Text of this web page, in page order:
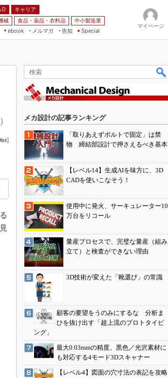
D
キャリア
械 食品・薬品・衣料品
中小製造業
ebook
メルマガ
告知 Special
マイページ
]
メカ設計の記事ランキング
「取りあえずボルトで固定」は禁
物 締結部設計で押さえるべき基本
【レベル14】生成AIを味方に、3D
CADを使いこなそう！
使用中に発火、サーキュレーター10
万台をリコール
量産プロセスで、完璧な量産（組み
立て）と検査ができない理由
3D技術が変えた「靴選び」の常識
顧客の要望をうのみにするな 分析ま
ひを抜け出す「超上流のプロトタイピ
ング」
最大0.03mmの精度、黒色／光沢素材に
も対応する4モード3Dスキャナー
【レベル4】図面の穴寸法の表記を攻略